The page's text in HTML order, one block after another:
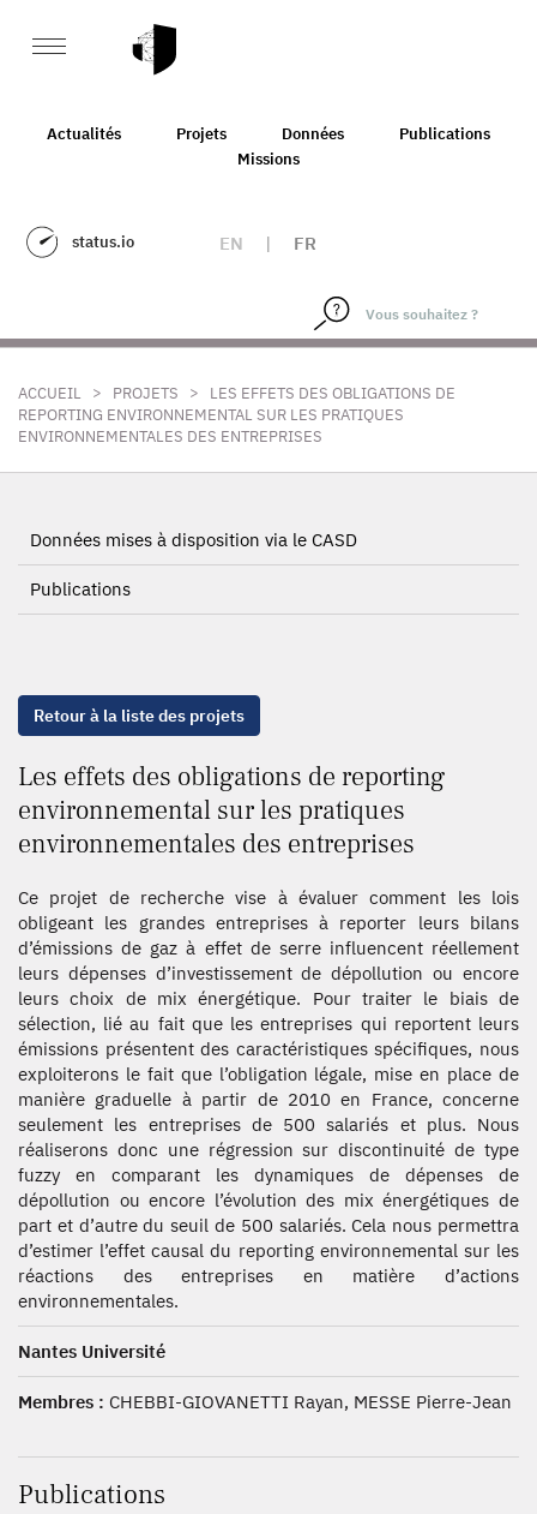
Actualités Projets Données
Publications
Missions
status.io EN | FR
ACCUEIL > PROJETS >
LES EFFETS DES OBLIGATIONS DE
REPORTING ENVIRONNEMENTAL SUR LES PRATIQUES
ENVIRONNEMENTALES DES ENTREPRISES
Données mises à disposition via le CASD
Publications
Retour à la liste des projets
Les effets des obligations de reporting
environnemental sur les pratiques
environnementales des entreprises
Ce projet de recherche vise à évaluer comment les lois
obligeant les grandes entreprises à reporter leurs bilans
d’émissions de gaz à effet de serre influencent réellement
leurs dépenses d’investissement de dépollution ou encore
leurs choix de mix énergétique. Pour traiter le biais de
sélection, lié au fait que les entreprises qui reportent leurs
émissions présentent des caractéristiques spécifiques, nous
exploiterons le fait que l’obligation légale, mise en place de
manière graduelle à partir de 2010 en France, concerne
seulement les entreprises de 500 salariés et plus. Nous
réaliserons donc une régression sur discontinuité de type
fuzzy en comparant les dynamiques de dépenses de
dépollution ou encore l’évolution des mix énergétiques de
part et d’autre du seuil de 500 salariés. Cela nous permettra
d’estimer l’effet causal du reporting environnemental sur les
réactions des entreprises en matière d’actions
environnementales.
Nantes Université
Membres : CHEBBI-GIOVANETTI Rayan, MESSE Pierre-Jean
Publications